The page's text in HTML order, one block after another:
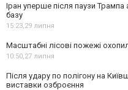
Іран уперше після паузи
базу
15:23,29 липня
Масштабні лісові пожежі
10:50,27 липня
Після удару по полігону на
виставки озброєння